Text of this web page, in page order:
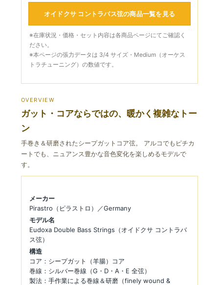
オイドクサ コントラバス弦の商品一覧を見る
※在庫状況・価格・セット内容は各商品ページにてご確認く
ださい。
※本ページの張力データは 3/4 サイズ・Medium（オーケス
トラチューニング）の数値です。
OVERVIEW
ガット・コアならではの、暖かく複雑なトー
ン
手巻き＆研磨されたシープガットコア弦。 アルコでもピチカ
ートでも、ニュアンス豊かな音色変化を楽しめるモデルで
す。
メーカー
Pirastro（ピラストロ）／Germany
モデル名
Eudoxa Double Bass Strings（オイドクサ コントラバ
ス弦）
構造
コア：シープガット（羊腸）コア
巻線：シルバー巻線（G・D・A・E 全弦）
製法：手作業による巻線＆研磨（finely wound &